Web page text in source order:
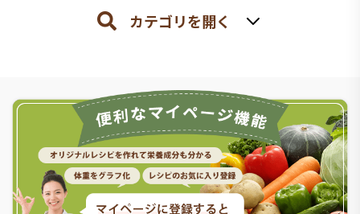
カテゴリを開く